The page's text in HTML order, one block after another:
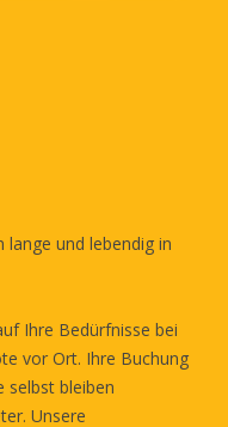
lange und lebendig in
Ihre Bedürfnisse bei
vor Ort. Ihre Buchung
selbst bleiben
Unsere